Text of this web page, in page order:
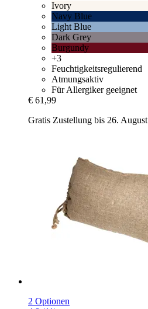
Ivory
Navy Blue
Light Blue
Dark Grey
Burgundy
+3
Feuchtigkeitsregulierend
Atmungsaktiv
Für Allergiker geeignet
€ 61,99
Gratis Zustellung bis 26. August
2 Optionen